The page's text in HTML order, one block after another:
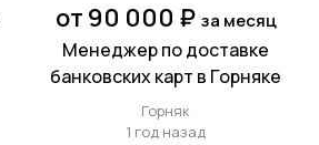
от 90 000 ₽ за месяц
Менеджер по доставке
банковских карт в Горняке
Горняк
1 год назад